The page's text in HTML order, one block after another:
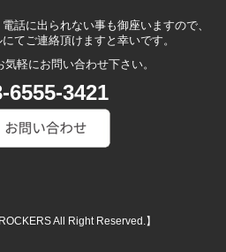
話に出られない事も御座いますので、
てご連絡頂けますと幸いです。
軽にお問い合わせ下さい。
6555-3421
All Right Reserved.】